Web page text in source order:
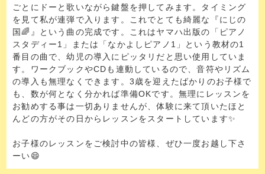
ごとにドーと歌いながら鍵盤を押してみます。タイミング
を見て私が連弾で入ります。これでとても綺麗な『にじの
国🌈』という曲の完成です。これはヤマハ出版の「ピアノ
スタディー1」または「なかよしピアノ1」という教材の1
番目の曲で、幼児の導入にピッタリだと思い使用していま
す。ワークブックやCDも連動しているので、音符やリズム
の導入も無理なくできます。3歳を迎えたばかりのお子様で
も、数が何となく分かれば準備OKです。無理にレッスンを
お勧めする事は一切ありませんが、体験に来て頂いたほと
んどの方がその日からレッスンをスタートしています✨
お子様のレッスンをご検討中の皆様、ぜひ一度お越し下さ
ーい😄